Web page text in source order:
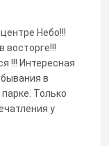
Небо!!!
восторге!!!
!!! Интересная
в
Только
у